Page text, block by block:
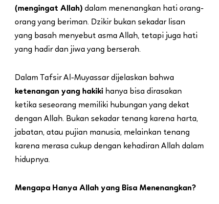
(mengingat Allah) dalam menenangkan hati orang-
orang yang beriman. Dzikir bukan sekadar lisan
yang basah menyebut asma Allah, tetapi juga hati
yang hadir dan jiwa yang berserah.
Dalam Tafsir Al-Muyassar dijelaskan bahwa
ketenangan yang hakiki hanya bisa dirasakan
ketika seseorang memiliki hubungan yang dekat
dengan Allah. Bukan sekadar tenang karena harta,
jabatan, atau pujian manusia, melainkan tenang
karena merasa cukup dengan kehadiran Allah dalam
hidupnya.
Mengapa Hanya Allah yang Bisa Menenangkan?